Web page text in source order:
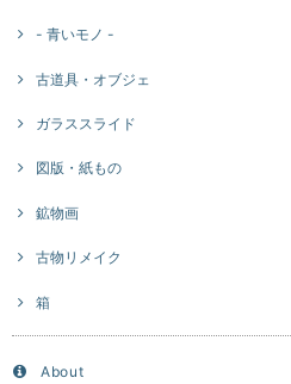
- 青いモノ -
古道具・オブジェ
ガラススライド
図版・紙もの
鉱物画
古物リメイク
箱
About